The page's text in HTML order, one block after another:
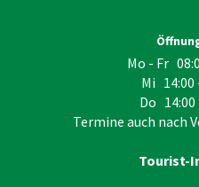
Mo - Fr
Mi 14:00
Do 14:00
Termine auch nach
Tourist-